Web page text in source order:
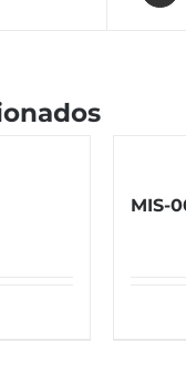
MIS-